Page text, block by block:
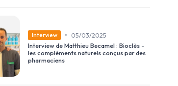
Interview •
05/03/2025
Interview de Matthieu Becamel : Bioclès -
les compléments naturels conçus par des
pharmaciens